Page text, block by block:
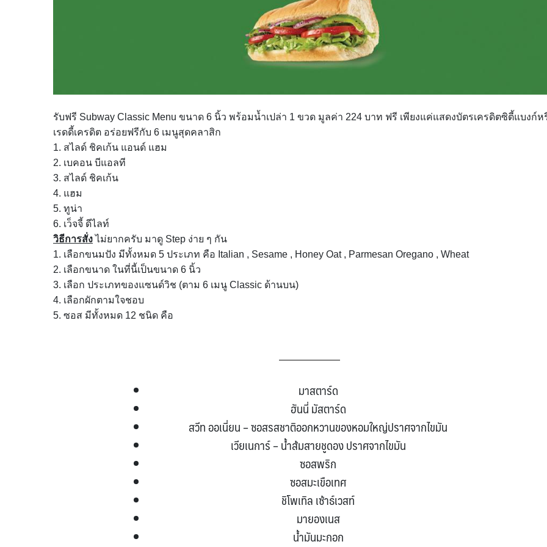
รับฟรี Subway Classic Menu ขนาด 6 นิ้ว พร้อมน้ำเปล่า 1 ขวด มูลค่า 224 บาท ฟรี เพียงแค่แสดงบัตรเครดิตซิตี้แบงก์ห
เรดดี้เครดิต อร่อยฟรีกับ 6 เมนูสุดคลาสิก
1. สไลด์ ชิคเก้น แอนด์ แฮม
2. เบคอน บีแอลที
3. สไลด์ ชิคเก้น
4. แฮม
5. ทูน่า
6. เว็จจี้ ดีไลท์
วิธีการสั่งไม่ยากครับ มาดู Step ง่าย ๆ กัน
1. เลือกขนมปัง มีทั้งหมด 5 ประเภท คือ Italian , Sesame , Honey Oat , Parmesan Oregano , Wheat
2. เลือกขนาด ในที่นี้เป็นขนาด 6 นิ้ว
3. เลือก ประเภทของแซนด์วิช (ตาม 6 เมนู Classic ด้านบน)
4. เลือกผักตามใจชอบ
5. ซอส มีทั้งหมด 12 ชนิด คือ
มาสตาร์ด
ฮันนี่ มัสตาร์ด
สวีท ออเนี่ยน – ซอสรสชาติออกหวานของหอมใหญ่ปราศจากไขมัน
เวียเนการ์ – น้ำส้มสายชูดอง ปราศจากไขมัน
ซอสพริก
ซอสมะเขือเทศ
ชิโพเทิล เซ้าธ์เวสท์
มายองเนส
น้ำมันมะกอก